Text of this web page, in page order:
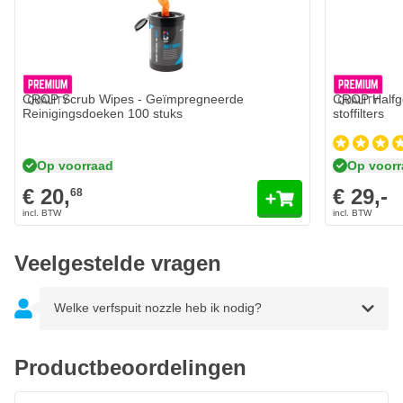
Spuitbeeld: 325mm op 20cm spuitafstand
Materiaalstroom: 140-190 g/min
Kenmerken DeVilbiss DV1 Digitaal Base HVLP Plus
(B+) Verfspuit
Uitzonderlijk fijne verneveling
Met digitale manometer
Optimale controle en balans
Geschikt voor basislakken
Duurzame constructie
Consistente, betrouwbare prestaties
CROP Scrub Wipes - Geïmpregneerde
Reinigingsdoeken 100 stuks
Op voorraad
€ 20,68
CROP
stoffilters
Op
€ 29,-
Veelgestelde vragen
Welke verfspuit nozzle heb ik nodig?
Productbeoordelingen